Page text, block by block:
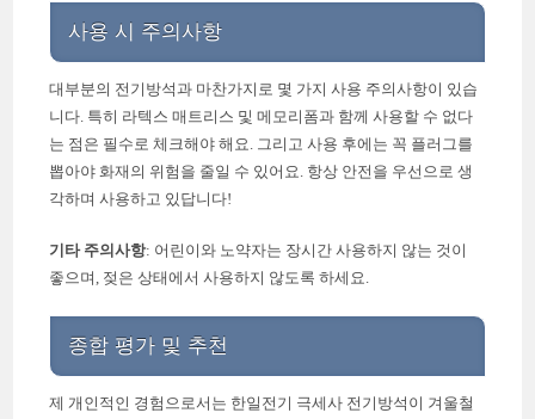
사용 시 주의사항
대부분의 전기방석과 마찬가지로 몇 가지 사용 주의사항이 있습
니다. 특히 라텍스 매트리스 및 메모리폼과 함께 사용할 수 없다
는 점은 필수로 체크해야 해요. 그리고 사용 후에는 꼭 플러그를
뽑아야 화재의 위험을 줄일 수 있어요. 항상 안전을 우선으로 생
각하며 사용하고 있답니다!
기타 주의사항: 어린이와 노약자는 장시간 사용하지 않는 것이
좋으며, 젖은 상태에서 사용하지 않도록 하세요.
종합 평가 및 추천
제 개인적인 경험으로서는 한일전기 극세사 전기방석이 겨울철